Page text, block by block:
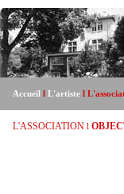
Accueil l L'artiste l
L'ASSOCIATION l